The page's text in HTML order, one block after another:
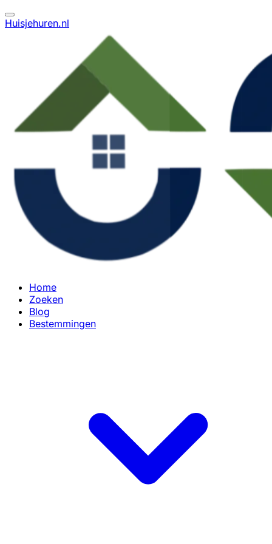
Huisjehuren.nl
Home
Zoeken
Blog
Bestemmingen